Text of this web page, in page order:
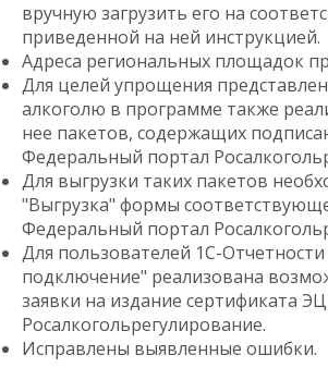
вручную загрузить его на
приведенной на ней инструкцией.
Адреса региональных площадок
Для целей упрощения
алкоголю в программе также
нее пакетов, содержащих
Федеральный портал
Для выгрузки таких пакетов
"Выгрузка" формы
Федеральный портал
Для пользователей 1С-
подключение" реализована
заявки на издание сертификата
Росалкогольрегулирование.
Исправлены выявленные ошибки.